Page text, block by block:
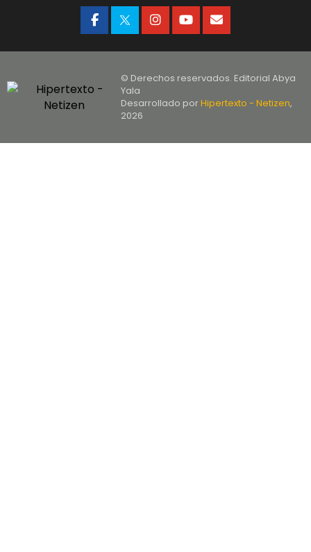
© Derechos reservados. Editorial Abya
Yala
Desarrollado porHipertexto - Netizen,
2026